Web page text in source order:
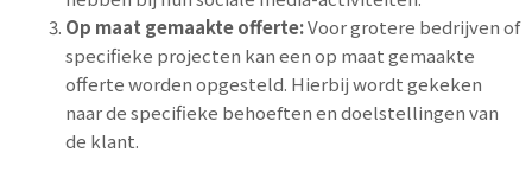
Op maat gemaakte offerte:Voor grotere bedrijven of
specifieke projecten kan een op maat gemaakte
offerte worden opgesteld. Hierbij wordt gekeken
naar de specifieke behoeften en doelstellingen van
de klant.